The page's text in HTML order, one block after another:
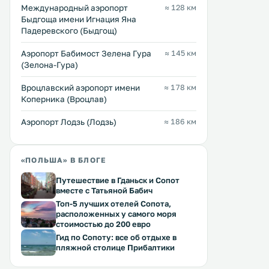
исторические фигуры Польши.
Усадьба расположена в 5 км от
Познани, посреди обширного
сада. .
Перейти →
5 (E261) между Познанью
Кобыльнице. .
Международный аэропорт
Быдгоща имени Игнация Яна
Падеревского (Быдгощ)
≈ 128 км
Аэропорт Бабимост Зелена Гура
(Зелона-Гура)
≈ 145 км
Вроцлавский аэропорт имени
Коперника (Вроцлав)
≈ 178 км
Аэропорт Лодзь (Лодзь) ≈ 186 км
«ПОЛЬША» В БЛОГЕ
Путешествие в Гданьск и Сопот
вместе с Татьяной Бабич
Топ-5 лучших отелей Сопота,
расположенных у самого моря
стоимостью до 200 евро
Гид по Сопоту: все об отдыхе в
пляжной столице Прибалтики